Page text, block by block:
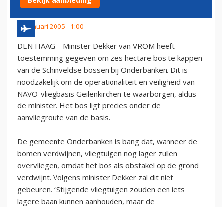
22 januari 2005 - 1:00
DEN HAAG – Minister Dekker van VROM heeft
toestemming gegeven om zes hectare bos te kappen
van de Schinveldse bossen bij Onderbanken. Dit is
noodzakelijk om de operationaliteit en veiligheid van
NAVO-vliegbasis Geilenkirchen te waarborgen, aldus
de minister. Het bos ligt precies onder de
aanvliegroute van de basis.
De gemeente Onderbanken is bang dat, wanneer de
bomen verdwijnen, vliegtuigen nog lager zullen
overvliegen, omdat het bos als obstakel op de grond
verdwijnt. Volgens minister Dekker zal dit niet
gebeuren. “Stijgende vliegtuigen zouden een iets
lagere baan kunnen aanhouden, maar de